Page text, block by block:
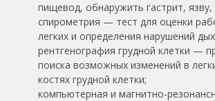
пищевод, обнаружить гастрит, язву,
спирометрия — тест для оценки
легких и определения нарушений
рентгенография грудной клетки —
поиска возможных изменений в
костях грудной клетки;
компьютерная и магнитно-